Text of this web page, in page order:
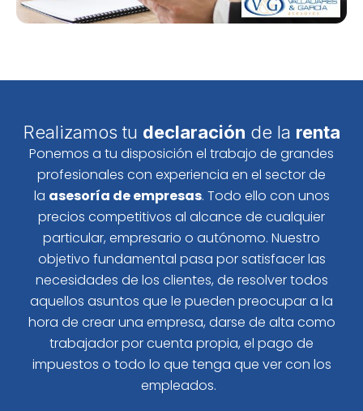
Realizamos tu declaración de la renta
Ponemos a tu disposición el trabajo de grandes
profesionales con experiencia en el sector de
la asesoría de empresas. Todo ello con unos
precios competitivos al alcance de cualquier
particular, empresario o autónomo. Nuestro
objetivo fundamental pasa por satisfacer las
necesidades de los clientes, de resolver todos
aquellos asuntos que le pueden preocupar a la
hora de crear una empresa, darse de alta como
trabajador por cuenta propia, el pago de
impuestos o todo lo que tenga que ver con los
empleados.